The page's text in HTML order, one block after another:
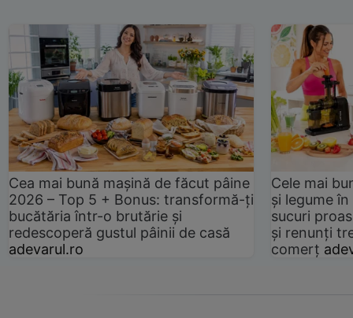
Cea mai bună mașină de făcut pâine
2026 – Top 5 + Bonus: transformă-ți
bucătăria într-o brutărie și
redescoperă gustul pâinii de casă
adevarul.ro
Cele mai
și legume
sucuri
și renunți
comerț